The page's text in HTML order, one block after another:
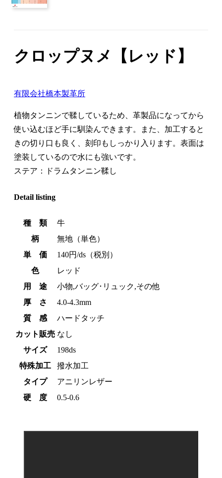
クロップヌメ【レッド】
有限会社橋本製革所
植物タンニンで鞣しているため、革製品になってから
使い込むほど手に馴染んできます。また、加工すると
きの切り口も良く、刻印もしっかり入ります。表面は
塗装しているので水にも強いです。
ステア：ドラムタンニン鞣し
Detail listing
種 類
牛
柄
無地（単色）
単 価
140円/ds（税別）
色
レッド
用 途
小物,バッグ･リュック,その他
厚 さ
4.0-4.3mm
質 感
ハードタッチ
カット販売 なし
サイズ
198ds
特殊加工
撥水加工
タイプ
アニリンレザー
硬 度
0.5-0.6